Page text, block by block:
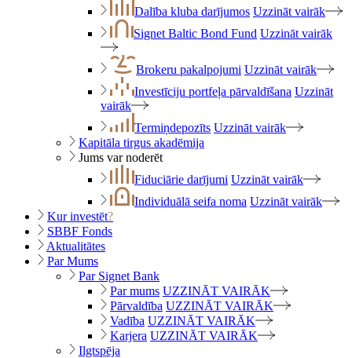
Dalība kluba darījumos Uzzināt vairāk
Signet Baltic Bond Fund Uzzināt vairāk
Brokeru pakalpojumi Uzzināt vairāk
Investīciju portfeļa pārvaldīšana Uzzināt
vairāk
Termiņdepozīts Uzzināt vairāk
Kapitāla tirgus akadēmija
Jums var noderēt
Fiduciārie darījumi Uzzināt vairāk
Individuālā seifa noma Uzzināt vairāk
Kur investēt?
SBBF Fonds
Aktualitātes
Par Mums
Par Signet Bank
Par mums UZZINĀT VAIRĀK
Pārvaldība UZZINĀT VAIRĀK
Vadība UZZINĀT VAIRĀK
Karjera UZZINĀT VAIRĀK
Ilgtspēja